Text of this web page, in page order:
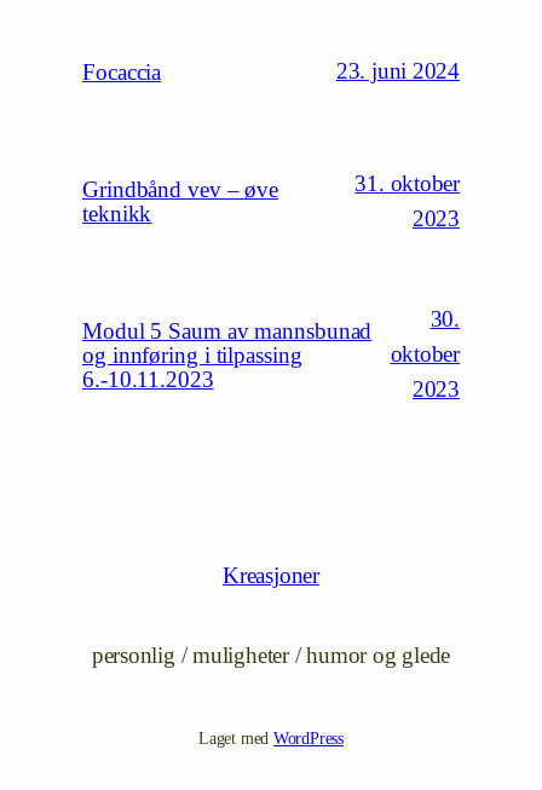
Focaccia 23. juni 2024
Grindbånd vev – øve
teknikk
31. oktober
2023
Modul 5 Saum av mannsbunad
og innføring i tilpassing
6.-10.11.2023
30.
oktober
2023
Kreasjoner
personlig / muligheter / humor og glede
Laget med WordPress